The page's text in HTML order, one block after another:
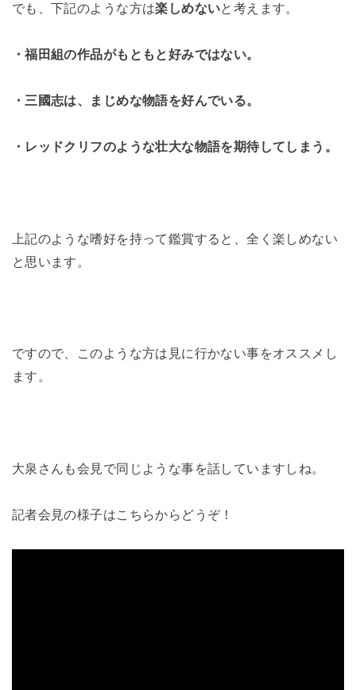
でも、下記のような方は楽しめないと考えます。
・福田組の作品がもともと好みではない。
・三國志は、まじめな物語を好んでいる。
・レッドクリフのような壮大な物語を期待してしまう。
上記のような嗜好を持って鑑賞すると、全く楽しめない
と思います。
ですので、このような方は見に行かない事をオススメし
ます。
大泉さんも会見で同じような事を話していますしね。
記者会見の様子はこちらからどうぞ！